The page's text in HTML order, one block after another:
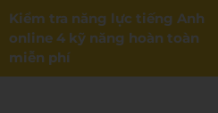
Kiểm tra năng lực tiếng Anh
online 4 kỹ năng hoàn toàn
miễn phí